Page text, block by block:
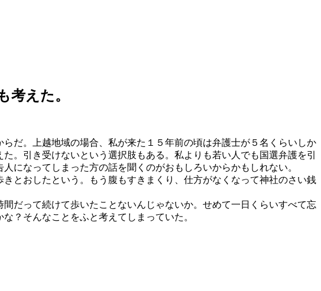
えた。
だ。上越地域の場合、私が来た１５年前の頃は弁護士が５名くらいしか
。引き受けないという選択肢もある。私よりも若い人でも国選弁護を引
になってしまった方の話を聞くのがおもしろいからかもしれない。
とおしたという。もう腹もすきまくり、仕方がなくなって神社のさい銭
だって続けて歩いたことないんじゃないか。せめて一日くらいすべて忘
？そんなことをふと考えてしまっていた。